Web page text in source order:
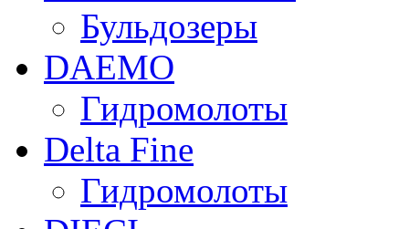
Бульдозеры
DAEMO
Гидромолоты
Delta Fine
Гидромолоты